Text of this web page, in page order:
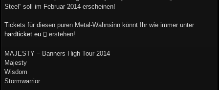
Steel“ soll im Februar 2014 erscheinen!
Tickets für diesen puren Metal-Wahnsinn könnt Ihr wie immer unter
hardticket.eu
erstehen!
MAJESTY – Banners High Tour 2014
Majesty
Wisdom
Stormwarrior